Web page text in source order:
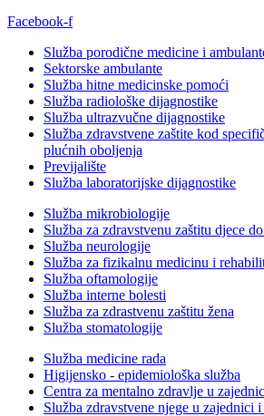
Facebook-f
Služba porodične medicine i
Sektorske ambulante
Služba hitne medicinske pomoći
Služba radiološke dijagnostike
Služba ultrazvučne dijagnostike
Služba zdravstvene zaštite kod
plućnih oboljenja
Previjalište
Služba laboratorijske dijagnostike
Služba mikrobiologije
Služba za zdravstvenu zaštitu djece
Služba neurologije
Služba za fizikalnu medicinu i
Služba oftamologije
Služba interne bolesti
Služba za zdrastvenu zaštitu žena
Služba stomatologije
Služba medicine rada
Higijensko - epidemiološka služba
Centra za mentalno zdravlje u
Služba zdravstvene njege u zajednici